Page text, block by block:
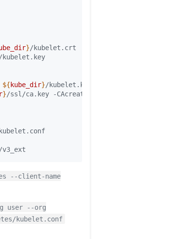
}
${ kube_dir}
}/ssl/ca.key -CAcreateserial -out
--client-name
user --org
kubelet.conf